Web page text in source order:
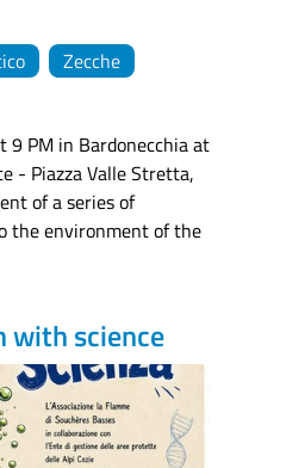
Zecche
9 PM in Bardonecchia at
- Piazza Valle Stretta,
of a series of
the environment of the
with science